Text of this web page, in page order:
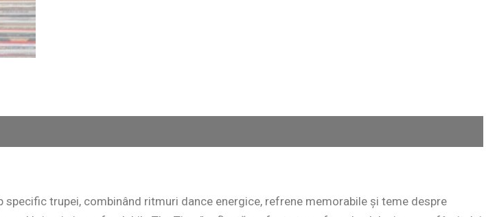
trupei, combinând ritmuri dance energice, refrene memorabile și teme despre